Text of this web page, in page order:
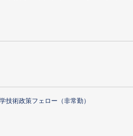
技術政策フェロー（非常勤）